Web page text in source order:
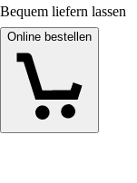
Bequem liefern lassen
Online bestellen